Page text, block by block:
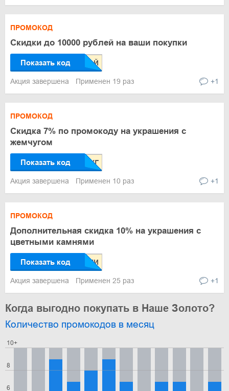
ПРОМОКОД
Скидки до 10000 рублей на ваши покупки
Показать код
Акция завершена Применен 19 раз +1
ПРОМОКОД
Скидка 7% по промокоду на украшения с
жемчугом
Показать код
Акция завершена Применен 10 раз +1
ПРОМОКОД
Дополнительная скидка 10% на украшения с
цветными камнями
Показать код
Акция завершена Применен 25 раз +1
Когда выгодно покупать в Наше Золото?
Количество промокодов в месяц
6
8
10+